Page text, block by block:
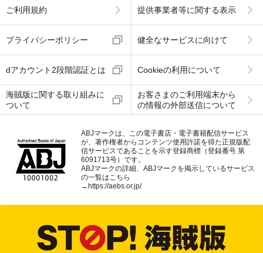
ご利用規約 提供事業者等に関する表示
プライバシーポリシー 健全なサービスに向けて
dアカウント2段階認証とは Cookieの利用について
海賊版に関する取り組みに
ついて
お客さまのご利用端末から
の情報の外部送信について
ABJマークは、この電子書店・電子書籍配信サービス
が、著作権者からコンテンツ使用許諾を得た正規版配
信サービスであることを示す登録商標（登録番号 第
6091713号）です。
ABJマークの詳細、ABJマークを掲示しているサービス
の一覧はこちら
→ https://aebs.or.jp/